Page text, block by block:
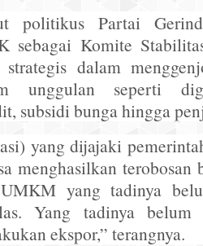
politikus Partai
sebagai Komite
dalam
unggulan seperti
subsidi bunga hingga
yang dijajaki
menghasilkan terobosan
yang tadinya
Yang tadinya belum
ekspor,” terangnya.